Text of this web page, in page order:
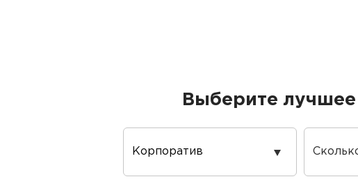
Выберите
Повод
проведения